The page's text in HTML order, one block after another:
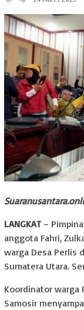
LANGKAT –
anggota Fahri,
warga Desa Perlis
Sumatera Utara.
Koordinator warga
Samosir